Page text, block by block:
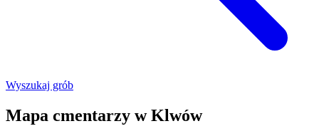
Wyszukaj grób
Mapa cmentarzy w Klwów